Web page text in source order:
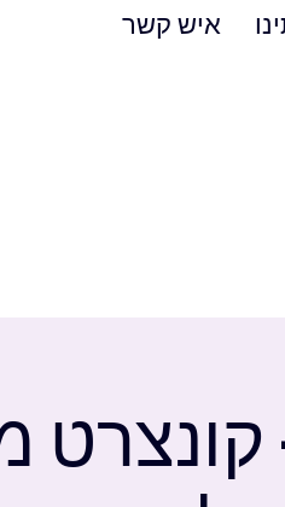
איש קשר
קונצרט